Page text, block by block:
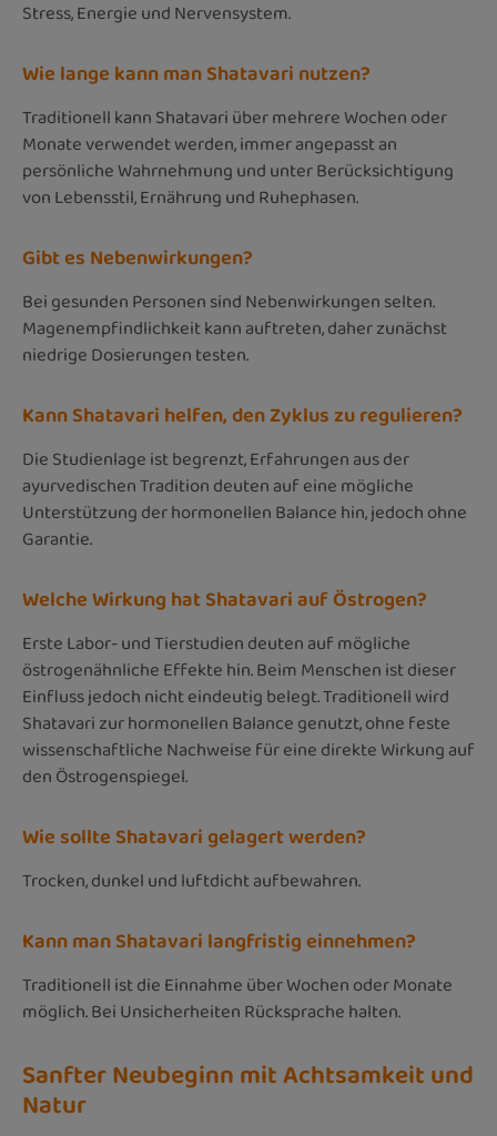
Stress, Energie und Nervensystem.
Wie lange kann man Shatavari nutzen?
Traditionell kann Shatavari über mehrere Wochen oder
Monate verwendet werden, immer angepasst an
persönliche Wahrnehmung und unter Berücksichtigung
von Lebensstil, Ernährung und Ruhephasen.
Gibt es Nebenwirkungen?
Bei gesunden Personen sind Nebenwirkungen selten.
Magenempfindlichkeit kann auftreten, daher zunächst
niedrige Dosierungen testen.
Kann Shatavari helfen, den Zyklus zu regulieren?
Die Studienlage ist begrenzt, Erfahrungen aus der
ayurvedischen Tradition deuten auf eine mögliche
Unterstützung der hormonellen Balance hin, jedoch ohne
Garantie.
Welche Wirkung hat Shatavari auf Östrogen?
Erste Labor- und Tierstudien deuten auf mögliche
östrogenähnliche Effekte hin. Beim Menschen ist dieser
Einfluss jedoch nicht eindeutig belegt. Traditionell wird
Shatavari zur hormonellen Balance genutzt, ohne feste
wissenschaftliche Nachweise für eine direkte Wirkung auf
den Östrogenspiegel.
Wie sollte Shatavari gelagert werden?
Trocken, dunkel und luftdicht aufbewahren.
Kann man Shatavari langfristig einnehmen?
Traditionell ist die Einnahme über Wochen oder Monate
möglich. Bei Unsicherheiten Rücksprache halten.
Sanfter Neubeginn mit Achtsamkeit und
Natur